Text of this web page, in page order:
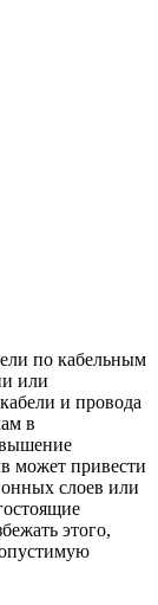
по кабельным
или
и провода
в
может привести
слоев или
этого,